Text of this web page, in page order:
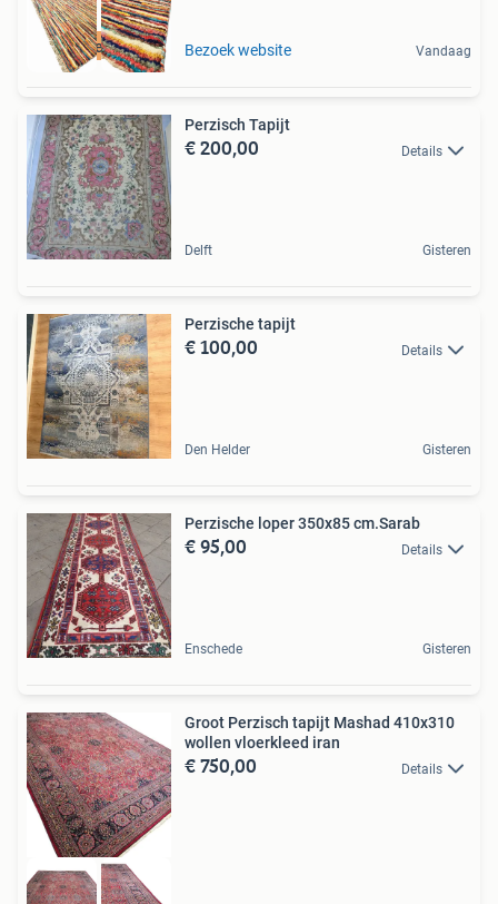
Gratis Verzenden Bezoek website Vandaag
Perzisch Tapijt
€ 200,00 Details
Delft Gisteren
Perzische tapijt
€ 100,00 Details
Den Helder Gisteren
Perzische loper 350x85 cm.Sarab
€ 95,00 Details
Enschede Gisteren
Groot Perzisch tapijt Mashad 410x310
wollen vloerkleed iran
€ 750,00 Details